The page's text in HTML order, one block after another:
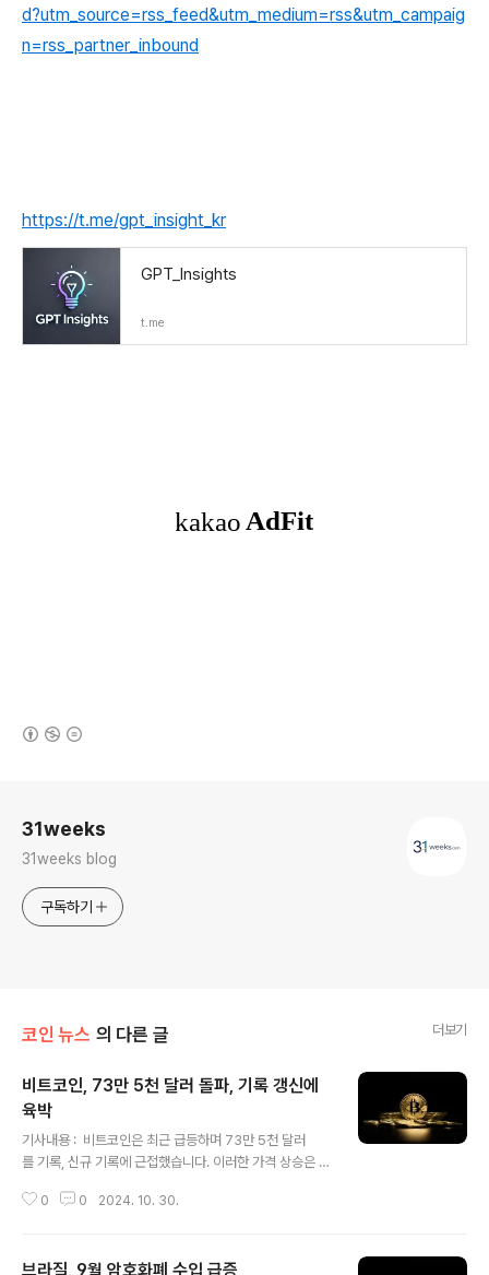
d?utm_source=rss_feed&utm_medium=rss&utm_campaig
n=rss_partner_inbound
https://t.me/gpt_insight_kr
GPT_Insights
t.me
31weeks
31weeks blog
구독하기
코인 뉴스 의 다른 글 더보기
비트코인, 73만 5천 달러 돌파, 기록 갱신에
육박
기사내용 : 비트코인은 최근 급등하며 73만 5천 달러
를 기록, 신규 기록에 근접했습니다. 이러한 가격 상승은 글
심 증가로 인해 발생했습니다. 많은 전문가는 이러한 상승
치는 영향 : 비트코인의 가격 상승은 전체 암호화폐 시장
0 0 2024. 10. 30.
브라질, 9월 암호화폐 수입 급증